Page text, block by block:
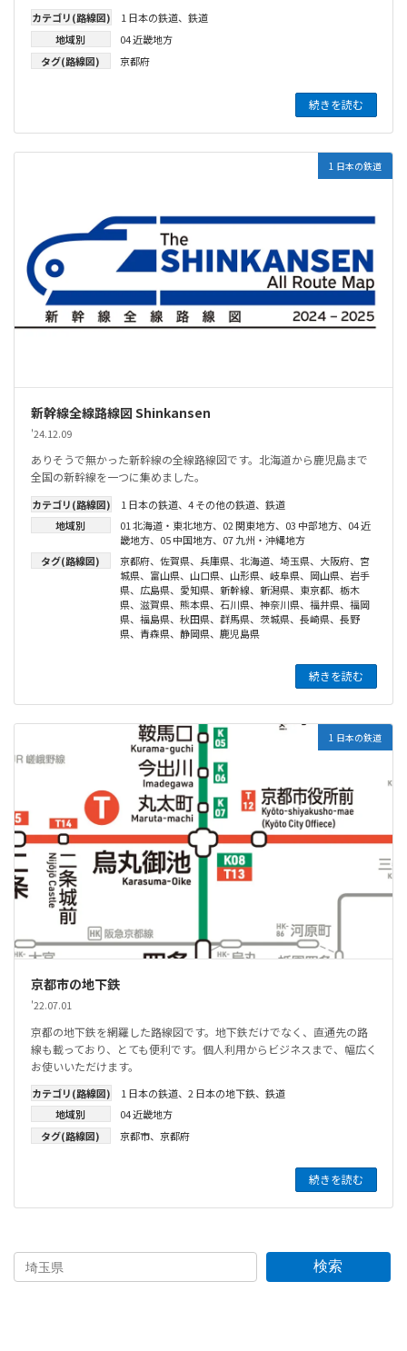
カテゴリ(路線図) 1 日本の鉄道、 鉄道
地域別
04 近畿地方
タグ(路線図)
京都府
続きを読む
1 日本の鉄道
新幹線全線路線図 Shinkansen
'24.12.09
ありそうで無かった新幹線の全線路線図です。北海道から鹿児島まで
全国の新幹線を一つに集めました。
カテゴリ(路線図) 1 日本の鉄道、 4 その他の鉄道、 鉄道
地域別
01 北海道・東北地方、 02 関東地方、 03 中部地方、 04 近
畿地方、 05 中国地方、 07 九州・沖縄地方
タグ(路線図)
京都府、 佐賀県、 兵庫県、 北海道、 埼玉県、 大阪府、 宮
城県、 富山県、 山口県、 山形県、 岐阜県、 岡山県、 岩手
県、 広島県、 愛知県、 新幹線、 新潟県、 東京都、 栃木
県、 滋賀県、 熊本県、 石川県、 神奈川県、 福井県、 福岡
県、 福島県、 秋田県、 群馬県、 茨城県、 長崎県、 長野
県、 青森県、 静岡県、 鹿児島県
続きを読む
1 日本の鉄道
京都市の地下鉄
'22.07.01
京都の地下鉄を網羅した路線図です。地下鉄だけでなく、直通先の路
線も載っており、とても便利です。個人利用からビジネスまで、幅広く
お使いいただけます。
カテゴリ(路線図) 1 日本の鉄道、 2 日本の地下鉄、 鉄道
地域別
04 近畿地方
タグ(路線図)
京都市、 京都府
続きを読む
検索